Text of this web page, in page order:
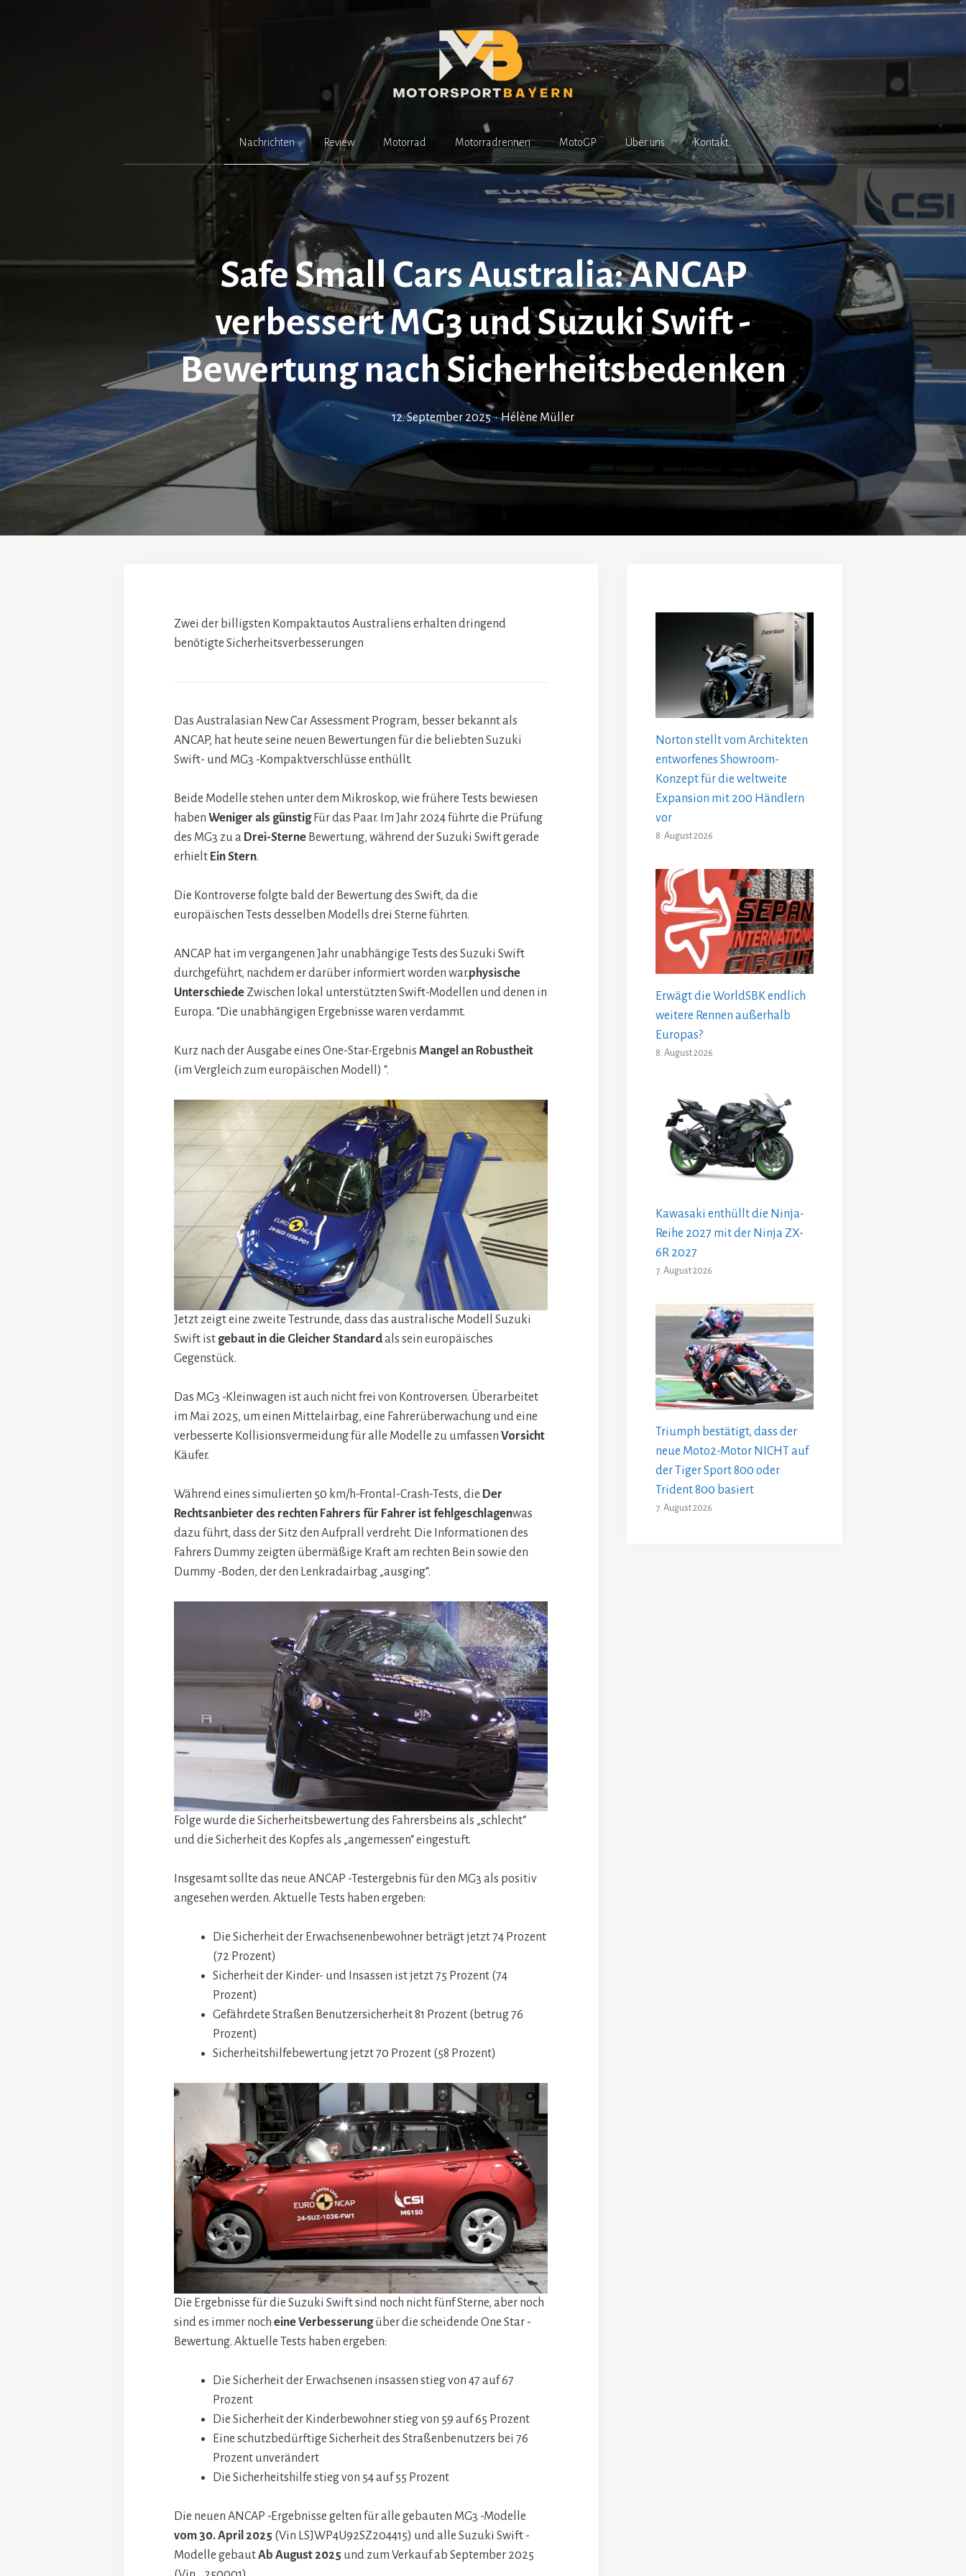
Nachrichten Review Motorrad Motorradrennen MotoGP Über uns Kontakt
Safe Small Cars Australia: ANCAP
verbessert MG3 und Suzuki Swift -
Bewertung nach Sicherheitsbedenken
12. September 2025 • Hélène Müller
Zwei der billigsten Kompaktautos Australiens erhalten dringend
benötigte Sicherheitsverbesserungen
Das Australasian New Car Assessment Program, besser bekannt als
ANCAP, hat heute seine neuen Bewertungen für die beliebten Suzuki
Swift- und MG3 -Kompaktverschlüsse enthüllt.
Beide Modelle stehen unter dem Mikroskop, wie frühere Tests bewiesen
haben Weniger als günstigFür das Paar. Im Jahr 2024 führte die Prüfung
des MG3 zu a Drei-Sterne Bewertung, während der Suzuki Swift gerade
erhielt Ein Stern.
Die Kontroverse folgte bald der Bewertung des Swift, da die
europäischen Tests desselben Modells drei Sterne führten.
ANCAP hat im vergangenen Jahr unabhängige Tests des Suzuki Swift
durchgeführt, nachdem er darüber informiert worden war.physische
Unterschiede Zwischen lokal unterstützten Swift-Modellen und denen in
Europa. “Die unabhängigen Ergebnisse waren verdammt.
Kurz nach der Ausgabe eines One-Star-Ergebnis Mangel an Robustheit
(im Vergleich zum europäischen Modell) “.
Jetzt zeigt eine zweite Testrunde, dass das australische Modell Suzuki
Swift ist gebaut in die Gleicher Standardals sein europäisches
Gegenstück.
Das MG3 -Kleinwagen ist auch nicht frei von Kontroversen. Überarbeitet
im Mai 2025, um einen Mittelairbag, eine Fahrerüberwachung und eine
verbesserte Kollisionsvermeidung für alle Modelle zu umfassen Vorsicht
Käufer.
Während eines simulierten 50 km/h-Frontal-Crash-Tests, die Der
Rechtsanbieter des rechten Fahrers für Fahrer ist fehlgeschlagenwas
dazu führt, dass der Sitz den Aufprall verdreht. Die Informationen des
Fahrers Dummy zeigten übermäßige Kraft am rechten Bein sowie den
Dummy -Boden, der den Lenkradairbag „ausging“.
Folge wurde die Sicherheitsbewertung des Fahrersbeins als „schlecht“
und die Sicherheit des Kopfes als „angemessen“ eingestuft.
Insgesamt sollte das neue ANCAP -Testergebnis für den MG3 als positiv
angesehen werden. Aktuelle Tests haben ergeben:
Die Sicherheit der Erwachsenenbewohner beträgt jetzt 74 Prozent
(72 Prozent)
Sicherheit der Kinder- und Insassen ist jetzt 75 Prozent (74
Prozent)
Gefährdete Straßen Benutzersicherheit 81 Prozent (betrug 76
Prozent)
Sicherheitshilfebewertung jetzt 70 Prozent (58 Prozent)
Die Ergebnisse für die Suzuki Swift sind noch nicht fünf Sterne, aber noch
sind es immer noch eine Verbesserungüber die scheidende One Star -
Bewertung. Aktuelle Tests haben ergeben:
Die Sicherheit der Erwachsenen insassen stieg von 47 auf 67
Prozent
Die Sicherheit der Kinderbewohner stieg von 59 auf 65 Prozent
Eine schutzbedürftige Sicherheit des Straßenbenutzers bei 76
Prozent unverändert
Die Sicherheitshilfe stieg von 54 auf 55 Prozent
Die neuen ANCAP -Ergebnisse gelten für alle gebauten MG3 -Modelle
vom 30. April 2025 (Vin LSJWP4U92SZ204415) und alle Suzuki Swift -
Modelle gebautAb August 2025 und zum Verkauf ab September 2025
Norton stellt vom Architekten
entworfenes Showroom-
Konzept für die weltweite
Expansion mit 200 Händlern
vor
8. August 2026
Erwägt die WorldSBK endlich
weitere Rennen außerhalb
Europas?
8. August 2026
Kawasaki enthüllt die Ninja-
Reihe 2027 mit der Ninja ZX-
6R 2027
7. August 2026
Triumph bestätigt, dass der
neue Moto2-Motor NICHT auf
der Tiger Sport 800 oder
Trident 800 basiert
7. August 2026